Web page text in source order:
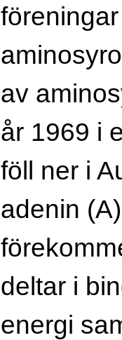
av
år 1969 i
föll ner i
adenin
deltar i
energi